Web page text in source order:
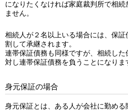
になりたくなければ家庭裁判所で相
ません。
相続人が２名以上いる場合には、保
割して承継されます。
連帯保証債務も同様ですが、相続し
対し連帯保証債務を負うことになりま
身元保証の場合
身元保証とは、ある人が会社に勤め